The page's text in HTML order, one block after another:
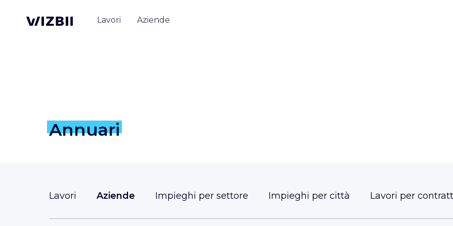
Lavori Aziende
Annuari
Lavori Aziende Impieghi per settore Impieghi per città Lavori per